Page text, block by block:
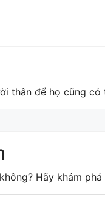
thân để họ cũng
Hãy khám